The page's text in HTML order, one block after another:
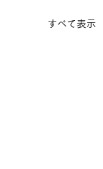
すべて表示